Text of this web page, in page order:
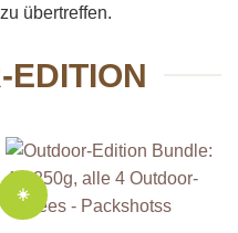
übertreffen.
EDITION
☀️